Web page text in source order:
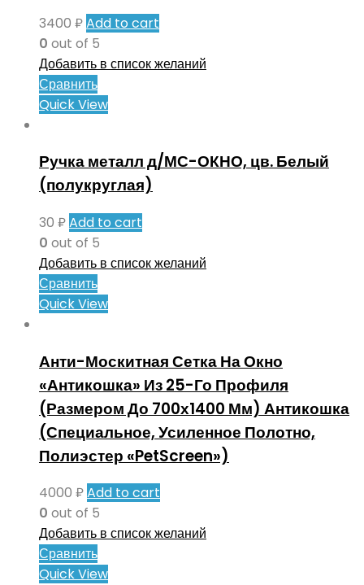
3400 ₽Add to cart
0 out of 5
Добавить в список желаний
Сравнить
Quick View
Ручка металл д/МС-ОКНО, цв. Белый
(полукруглая)
30 ₽Add to cart
0 out of 5
Добавить в список желаний
Сравнить
Quick View
Анти-Москитная Сетка На Окно
«Антикошка» Из 25-Го Профиля
(Размером До 700х1400 Мм) Антикошка
(Специальное, Усиленное Полотно,
Полиэстер «PetScreen»)
4000 ₽Add to cart
0 out of 5
Добавить в список желаний
Сравнить
Quick View